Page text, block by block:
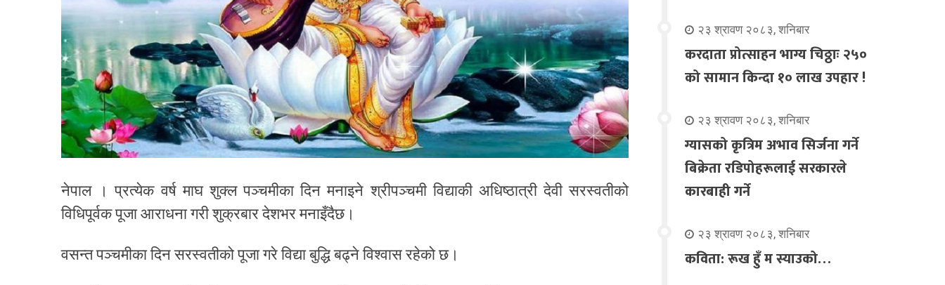
नेपाल । प्रत्येक वर्ष माघ शुक्ल पञ्चमीका दिन मनाइने श्रीपञ्चमी विद्याकी अधिष्ठात्री देवी सरस्वतीको
विधिपूर्वक पूजा आराधना गरी शुक्रबार देशभर मनाइँदैछ।
वसन्त पञ्चमीका दिन सरस्वतीको पूजा गरे विद्या बुद्धि बढ्ने विश्वास रहेको छ।
२३ श्रावण २०८३, शनिबार
करदाता प्रोत्साहन भाग्य चिठ्ठाः २५०
को सामान किन्दा १० लाख उपहार !
२३ श्रावण २०८३, शनिबार
ग्यासको कृत्रिम अभाव सिर्जना गर्ने
बिक्रेता रडिपोहरूलाई सरकारले
कारबाही गर्ने
२३ श्रावण २०८३, शनिबार
कविता: रूख हुँ म स्याउको…